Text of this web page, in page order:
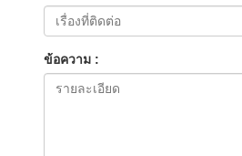
ข้อความ :